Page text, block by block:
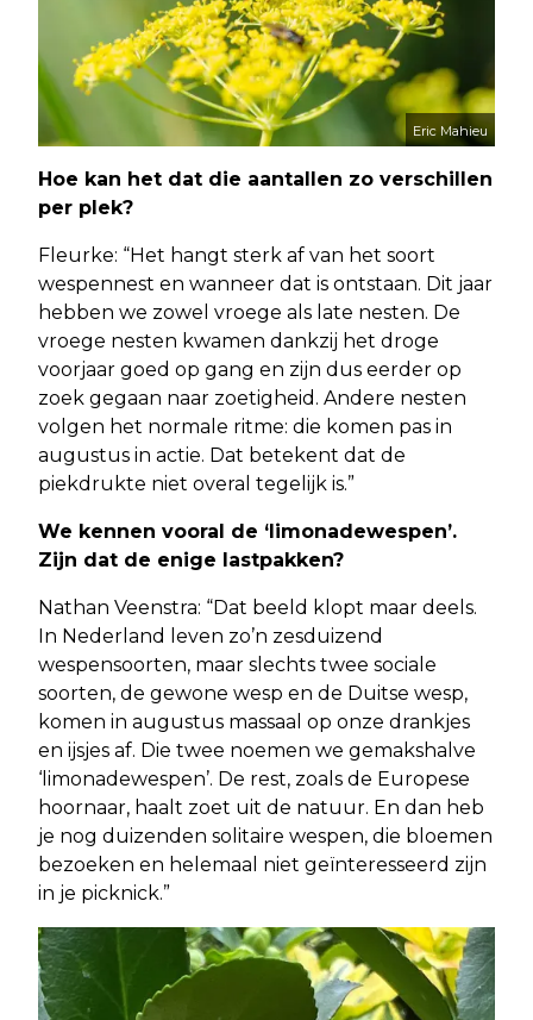
Eric Mahieu
Hoe kan het dat die aantallen zo verschillen
per plek?
Fleurke: “Het hangt sterk af van het soort
wespennest en wanneer dat is ontstaan. Dit jaar
hebben we zowel vroege als late nesten. De
vroege nesten kwamen dankzij het droge
voorjaar goed op gang en zijn dus eerder op
zoek gegaan naar zoetigheid. Andere nesten
volgen het normale ritme: die komen pas in
augustus in actie. Dat betekent dat de
piekdrukte niet overal tegelijk is.”
We kennen vooral de ‘limonadewespen’.
Zijn dat de enige lastpakken?
Nathan Veenstra: “Dat beeld klopt maar deels.
In Nederland leven zo’n zesduizend
wespensoorten, maar slechts twee sociale
soorten, de gewone wesp en de Duitse wesp,
komen in augustus massaal op onze drankjes
en ijsjes af. Die twee noemen we gemakshalve
‘limonadewespen’. De rest, zoals de Europese
hoornaar, haalt zoet uit de natuur. En dan heb
je nog duizenden solitaire wespen, die bloemen
bezoeken en helemaal niet geïnteresseerd zijn
in je picknick.”